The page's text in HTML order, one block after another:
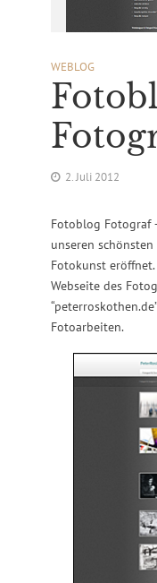
WEBLOG
2. Juli 2012
Fotoblog Fotograf
unseren
Fotokunst
Webseite des
Fotoarbeiten.